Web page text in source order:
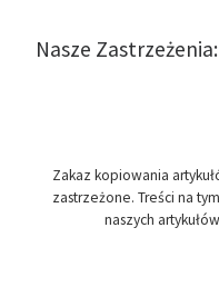
Nasze Zastrzeżenia:
Zakaz kopiowania
zastrzeżone. Treści na
naszych